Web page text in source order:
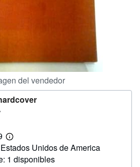
del vendedor
Más
información
sobre
las
Unidos de America
1 disponibles